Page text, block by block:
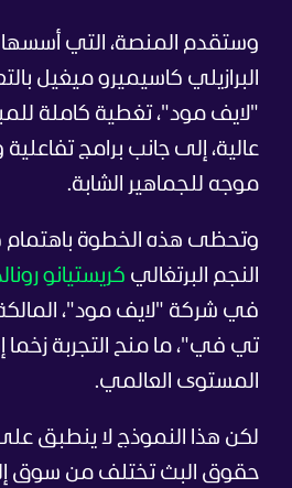
وستقدم المنصة، التي
البرازيلي كاسيميرو ميغيل
عالية، إلى جانب برامج
موجه للجماهير الشابة.
وتحظى هذه الخطوة باهتمام
النجم البرتغالي كريستيانو
في شركة "لايف مود"،
تي في"، ما منح التجربة زخما
المستوى العالمي.
لكن هذا النموذج لا ينطبق
حقوق البث تختلف من سوق